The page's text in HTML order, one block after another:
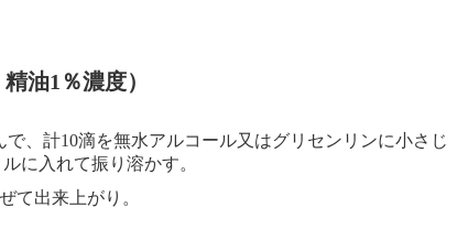
油1％濃度）
で、計10滴を無水アルコール又はグリセンリンに小さじ
に入れて振り溶かす。
て出来上がり。